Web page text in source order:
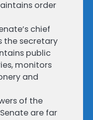
order
chief
the secretary
public
monitors
and
of the
are far